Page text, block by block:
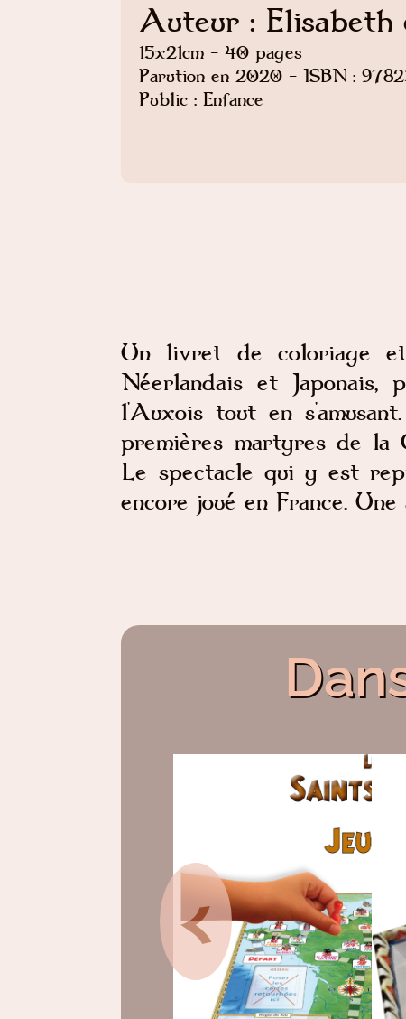
Auteur : Elisabeth
15x21cm - 40 pages
Parution en 2020 - ISBN :
Public : Enfance
Un livret de coloriage et
Néerlandais et
l'Auxois tout en
premières martyres de la
Le spectacle qui y est
encore joué en France.
<